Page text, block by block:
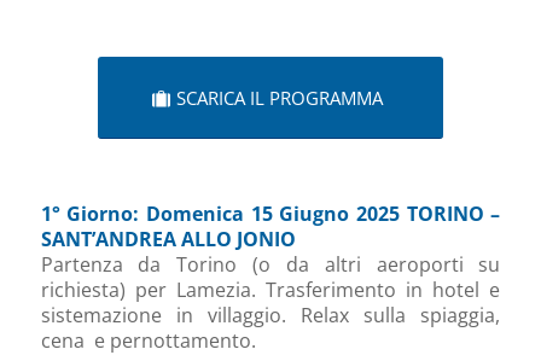
SCARICA IL PROGRAMMA
1° Giorno: Domenica 15 Giugno 2025 TORINO –
SANT’ANDREA ALLO JONIO
Partenza da Torino (o da altri aeroporti su
richiesta) per Lamezia. Trasferimento in hotel e
sistemazione in villaggio. Relax sulla spiaggia,
cena e pernottamento.